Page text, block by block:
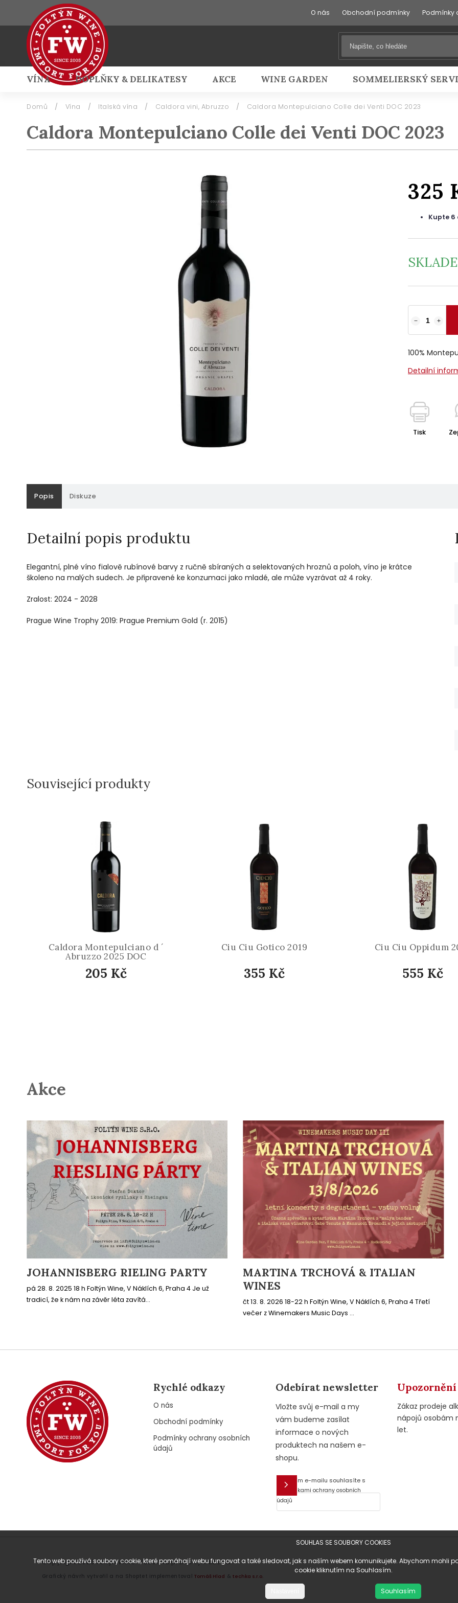
SOUHLAS SE SOUBORY COOKIES
Tento web používá soubory cookie, které pomáhají webu fungovat a také sledovat, jak s naším webem komunikujete. Abychom mohli
cookie kliknutím na Souhlasím.
Souhlasím
O nás Obchodní podmínky Podmínky
VÍNA DOPLŇKY & DELIKATESY AKCE WINE GARDEN SOMMELIERSKÝ
Přihlášení
Domů / Vína / Italská vína / Caldora vini, Abruzzo / Caldora Montepulciano Colle dei Venti DOC 2023
Caldora Montepulciano Colle dei Venti DOC 2023
325
Kupte 6
+
−
100%
Detailní
Tisk
Popis Diskuze
Detailní popis produktu
Elegantní, plné víno fialově rubínové barvy z ručně sbíraných a selektovaných hroznů a poloh, víno je krátce
školeno na malých sudech. Je připravené ke konzumaci jako mladé, ale může vyzrávat až 4 roky.
Zralost: 2024 - 2028
Prague Wine Trophy 2019: Prague Premium Gold (r. 2015)
Související produkty
Caldora Montepulciano d ´
Abruzzo 2025 DOC
205 Kč
Ciu Ciu Gotico 2019
355 Kč
Ciu Ciu Oppidum
555 Kč
Akce
JOHANNISBERG RIELING PARTY
pá 28. 8. 2025 18 h Foltýn Wine, V Náklích 6, Praha 4 Je už
tradicí, že k nám na závěr léta zavítá...
MARTINA TRCHOVÁ & ITALIAN
WINES
čt 13. 8. 2026 18-22 h Foltýn Wine, V Náklích 6, Praha 4 Třetí
večer z Winemakers Music Days ...
Rychlé odkazy
O nás
Obchodní podmínky
Podmínky ochrany osobních
údajů
Odebírat newsletter
Vložte svůj e-mail a my
vám budeme zasílat
informace o nových
produktech na našem e-
shopu.
E-mail
Vložením e-mailu souhlasíte s
podmínkami ochrany osobních
údajů
Upozornění
Zákaz prodeje
nápojů osobám
let.
Copyright 2026Foltýn Wine. Všechna práva vyhrazena.
Grafický návrh vytvořil a na Shoptet implementovalTomáš Hlad &techka s.r.o.